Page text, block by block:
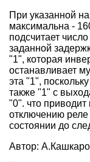
При указанной
максимальна -
подсчитает
заданной
"1", которая
останавливает
эта "1",
также "1" с
"0". что приводит
отключению реле
состоянии до
Автор: